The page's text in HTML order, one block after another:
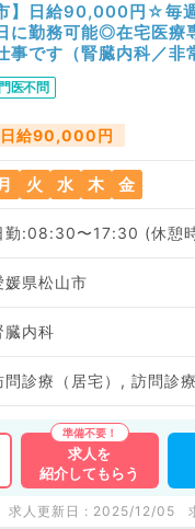
市】日給90,000円☆毎
に勤務可能◎在宅医療
事です（腎臓内科／非
医不問
日給90,000円
火 水 木 金
勤:08:30〜17:30 (休憩
媛県松山市
臓内科
問診療（居宅）, 訪問診療
求人を
紹介してもらう
求人更新日 : 2025/12/05